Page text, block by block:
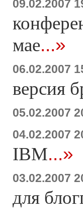
09.02.2007
мае...»
06.02.2007
версия
05.02.2007
04.02.2007
IBM...»
03.02.2007
для